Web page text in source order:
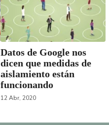
Datos de Google nos
dicen que medidas de
aislamiento están
funcionando
12 Abr, 2020